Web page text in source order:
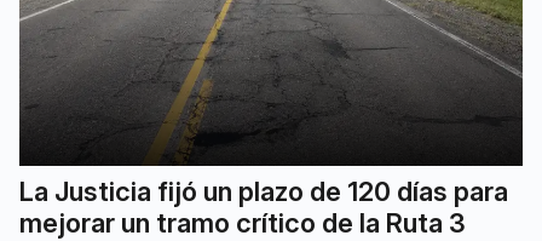
La Justicia fijó un plazo de 120 días para
mejorar un tramo crítico de la Ruta 3